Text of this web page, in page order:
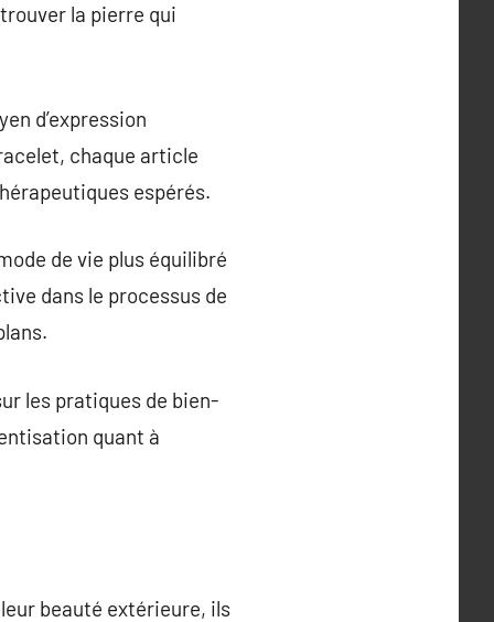
la pierre qui
d’expression
chaque article
espérés.
de vie plus équilibré
dans le processus de
les pratiques de bien-
quant à
beauté extérieure, ils